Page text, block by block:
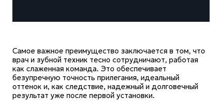
Самое важное преимущество заключается в том, что
врач и зубной техник тесно сотрудничают, работая
как слаженная команда. Это обеспечивает
безупречную точность прилегания, идеальный
оттенок и, как следствие, надежный и долговечный
результат уже после первой установки.